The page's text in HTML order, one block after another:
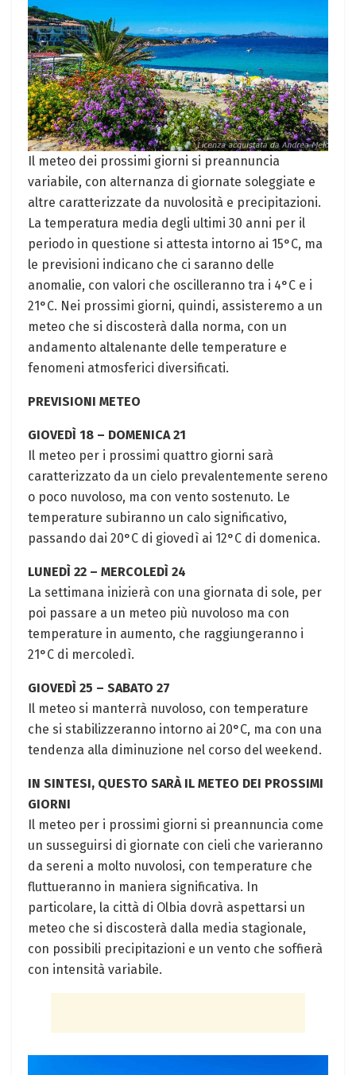
Il meteo dei prossimi giorni si preannuncia
variabile, con alternanza di giornate soleggiate e
altre caratterizzate da nuvolosità e precipitazioni.
La temperatura media degli ultimi 30 anni per il
periodo in questione si attesta intorno ai 15°C, ma
le previsioni indicano che ci saranno delle
anomalie, con valori che oscilleranno tra i 4°C e i
21°C. Nei prossimi giorni, quindi, assisteremo a un
meteo che si discosterà dalla norma, con un
andamento altalenante delle temperature e
fenomeni atmosferici diversificati.
PREVISIONI METEO
GIOVEDÌ 18 – DOMENICA 21
Il meteo per i prossimi quattro giorni sarà
caratterizzato da un cielo prevalentemente sereno
o poco nuvoloso, ma con vento sostenuto. Le
temperature subiranno un calo significativo,
passando dai 20°C di giovedì ai 12°C di domenica.
LUNEDÌ 22 – MERCOLEDÌ 24
La settimana inizierà con una giornata di sole, per
poi passare a un meteo più nuvoloso ma con
temperature in aumento, che raggiungeranno i
21°C di mercoledì.
GIOVEDÌ 25 – SABATO 27
Il meteo si manterrà nuvoloso, con temperature
che si stabilizzeranno intorno ai 20°C, ma con una
tendenza alla diminuzione nel corso del weekend.
IN SINTESI, QUESTO SARÀ IL METEO DEI PROSSIMI
GIORNI
Il meteo per i prossimi giorni si preannuncia come
un susseguirsi di giornate con cieli che varieranno
da sereni a molto nuvolosi, con temperature che
fluttueranno in maniera significativa. In
particolare, la città di Olbia dovrà aspettarsi un
meteo che si discosterà dalla media stagionale,
con possibili precipitazioni e un vento che soffierà
con intensità variabile.